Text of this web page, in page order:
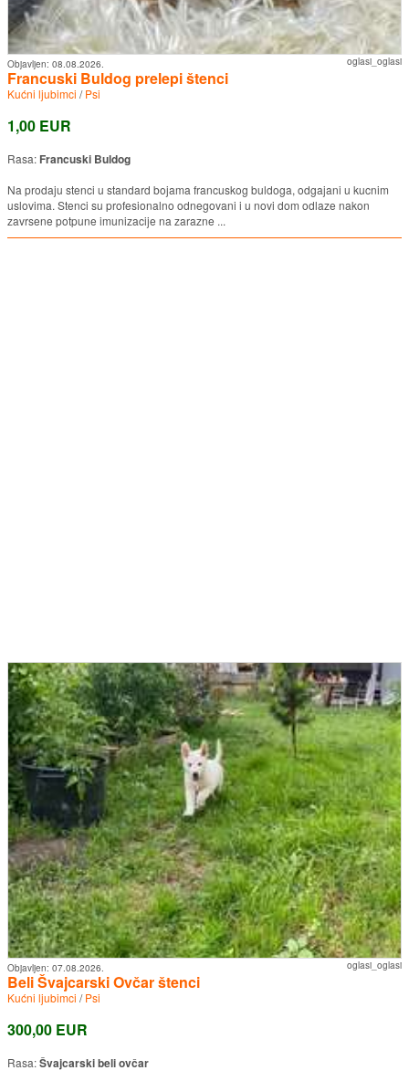
oglasi_oglasi
Objavljen: 08.08.2026.
Francuski Buldog prelepi štenci
Kućni ljubimci /Psi
1,00 EUR
Rasa: Francuski Buldog
Na prodaju stenci u standard bojama francuskog buldoga, odgajani u kucnim
uslovima. Stenci su profesionalno odnegovani i u novi dom odlaze nakon
zavrsene potpune imunizacije na zarazne ...
oglasi_oglasi
Objavljen: 07.08.2026.
Beli Švajcarski Ovčar štenci
Kućni ljubimci /Psi
300,00 EUR
Rasa:Švajcarski beli ovčar